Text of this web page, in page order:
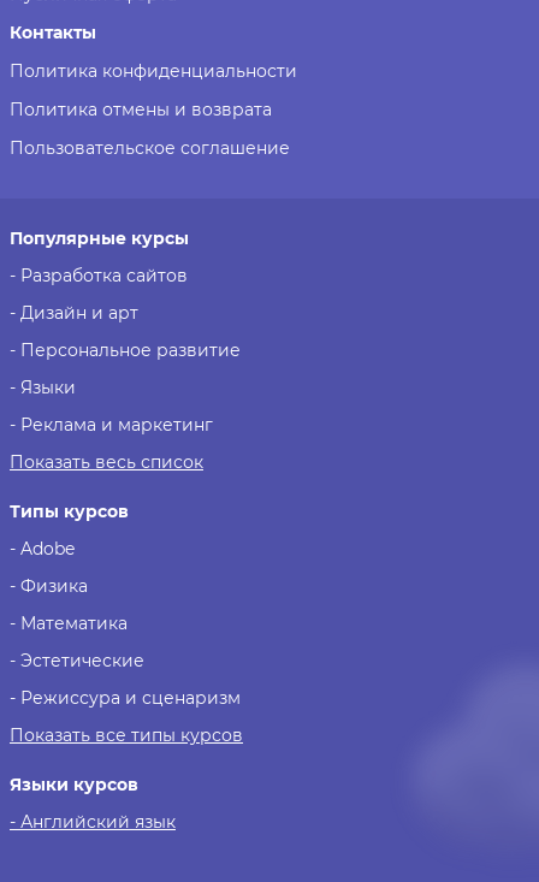
Контакты
Политика конфиденциальности
Политика отмены и возврата
Пользовательское соглашение
Популярные курсы
- Разработка сайтов
- Дизайн и арт
- Персональное развитие
- Языки
- Реклама и маркетинг
Показать весь список
Типы курсов
- Adobe
- Физика
- Математика
- Эстетические
- Режиссура и сценаризм
Показать все типы курсов
Языки курсов
- Английский язык